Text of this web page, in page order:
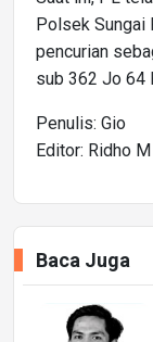
Polsek Sungai
pencurian
sub 362 Jo 64
Penulis: Gio
Editor: Ridho M
Baca Juga